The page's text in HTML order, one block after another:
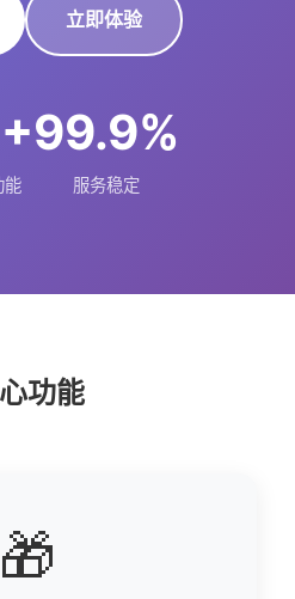
立即体验
能
99.9%
服务稳定
功能
🎁